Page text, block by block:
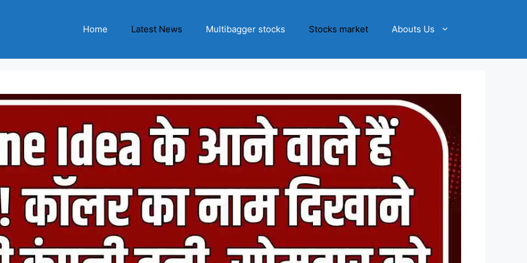
Home Latest News Multibagger stocks Stocks market Abouts Us